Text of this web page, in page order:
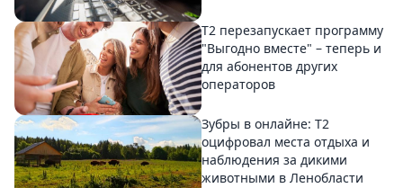
Т2 перезапускает программу
"Выгодно вместе" – теперь и
для абонентов других
операторов
Зубры в онлайне: Т2
оцифровал места отдыха и
наблюдения за дикими
животными в Ленобласти